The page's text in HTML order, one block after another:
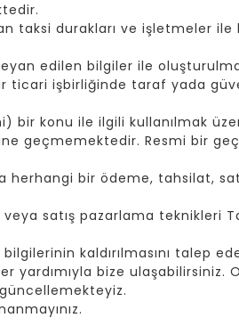
taksi durakları ve işletmeler ile
edilen bilgiler ile
ticari işbirliğinde taraf yada
bir konu ile ilgili kullanılmak
geçmemektedir. Resmi bir
herhangi bir ödeme, tahsilat,
satış pazarlama teknikleri
kaldırılmasını talep
bize ulaşabilirsiniz.